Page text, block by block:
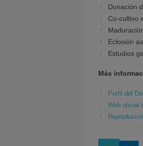
Donación
Co-cultivo
Eclosión
Estudios
Más
Perfil del
Web oficial